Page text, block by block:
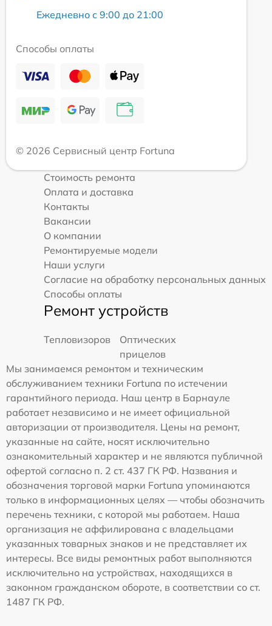
Ежедневно с 9:00 до 21:00
Способы оплаты
© 2026 Сервисный центр Fortuna
Стоимость ремонта
Оплата и доставка
Контакты
Вакансии
О компании
Ремонтируемые модели
Наши услуги
Согласие на обработку персональных данных
Способы оплаты
Ремонт устройств
Тепловизоров
Оптических
прицелов
Мы занимаемся ремонтом и техническим
обслуживанием техники Fortuna по истечении
гарантийного периода. Наш центр в Барнауле
работает независимо и не имеет официальной
авторизации от производителя. Цены на ремонт,
указанные на сайте, носят исключительно
ознакомительный характер и не являются публичной
офертой согласно п. 2 ст. 437 ГК РФ. Названия и
обозначения торговой марки Fortuna упоминаются
только в информационных целях — чтобы обозначить
перечень техники, с которой мы работаем. Наша
организация не аффилирована с владельцами
указанных товарных знаков и не представляет их
интересы. Все виды ремонтных работ выполняются
исключительно на устройствах, находящихся в
законном гражданском обороте, в соответствии со ст.
1487 ГК РФ.